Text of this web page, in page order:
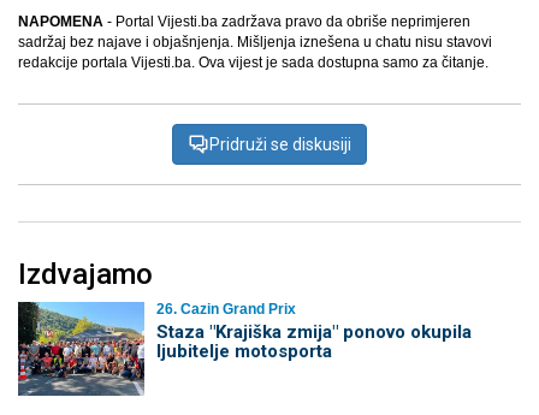
NAPOMENA - Portal Vijesti.ba zadržava pravo da obriše neprimjeren
sadržaj bez najave i objašnjenja. Mišljenja iznešena u chatu nisu stavovi
redakcije portala Vijesti.ba. Ova vijest je sada dostupna samo za čitanje.
Pridruži se diskusiji
Izdvajamo
26. Cazin Grand Prix
Staza "Krajiška zmija" ponovo okupila
ljubitelje motosporta